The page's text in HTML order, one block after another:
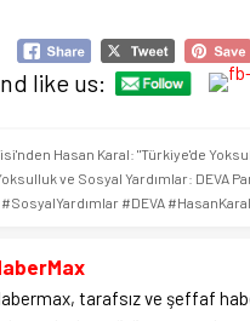
like us:
Hasan Karal: "Türkiye'de
ve Sosyal Yardımlar: DEVA
#DEVA
tarafsız ve şeffaf